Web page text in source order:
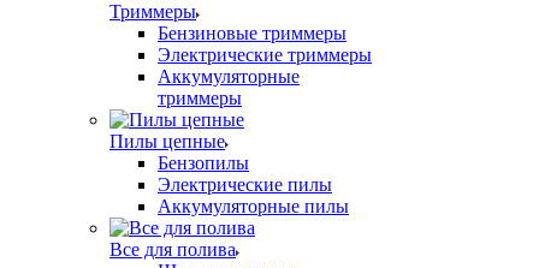
Триммеры
Бензиновые триммеры
Электрические триммеры
Аккумуляторные
триммеры
Пилы цепные
Бензопилы
Электрические пилы
Аккумуляторные пилы
Все для полива